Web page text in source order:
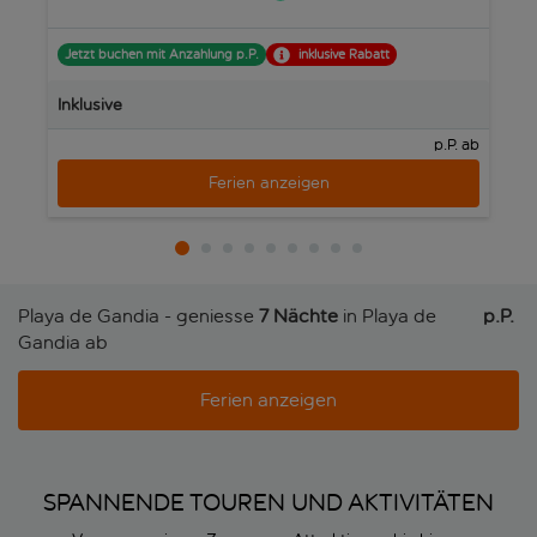
Jetzt buchen mit Anzahlung p.P. inklusive Rabatt
Inklusive
p.P. ab
Ferien anzeigen
Playa de Gandia - geniesse 7 Nächte in Playa de
Gandia ab
p.P.
Ferien anzeigen
SPANNENDE TOUREN UND AKTIVITÄTEN